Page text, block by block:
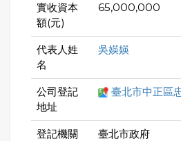
實收資本
額(元)
65,000,000
代表人姓
名
吳媖媖
公司登記
地址
臺北市中正區
登記機關
臺北市政府